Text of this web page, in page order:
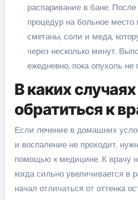
распаривание в бане.
процедур на больное место
сметаны, соли и меда,
через несколько минут.
ежедневно, пока опухоль не
В каких
обратиться к
Если лечение в домашних
и воспаление не проходит,
помощью к медицине. К врачу
когда сильно увеличивается в
начал отличаться от оттенка